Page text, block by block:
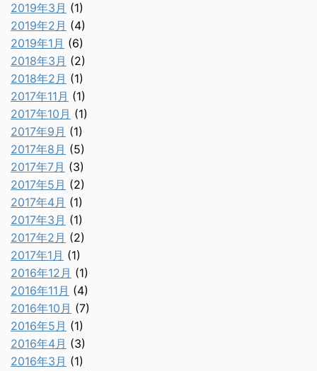
2019年3月 (1)
2019年2月 (4)
2019年1月 (6)
2018年3月 (2)
2018年2月 (1)
2017年11月 (1)
2017年10月 (1)
2017年9月 (1)
2017年8月 (5)
2017年7月 (3)
2017年5月 (2)
2017年4月 (1)
2017年3月 (1)
2017年2月 (2)
2017年1月 (1)
2016年12月 (1)
2016年11月 (4)
2016年10月 (7)
2016年5月 (1)
2016年4月 (3)
2016年3月 (1)